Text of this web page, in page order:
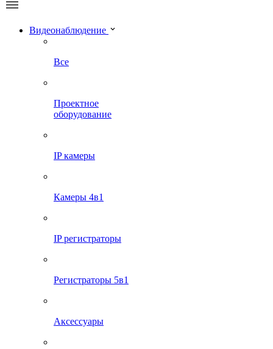
Видеонаблюдение
Все
Проектное
оборудование
IP камеры
Камеры 4в1
IP регистраторы
Регистраторы 5в1
Аксессуары